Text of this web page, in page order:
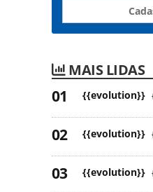
MAIS LIDAS
{{evolution}}
{{evolution}}
{{evolution}}